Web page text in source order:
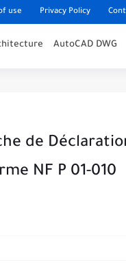
use Privacy Policy
AutoCAD DWG
de
NF P 01-010